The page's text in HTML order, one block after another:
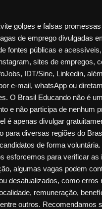
golpes e falsas
de emprego divulgadas
fontes públicas e
sites de empregos,
IDT/Sine, Linkedin,
e-mail, whatsApp ou
O Brasil Educando não é
e não participa de nenhum
é apenas divulgar
para diversas regiões do
de forma
esforcemos para verificar as
algumas vagas podem
desatualizados, como erros
remuneração,
outros. Recomendamos